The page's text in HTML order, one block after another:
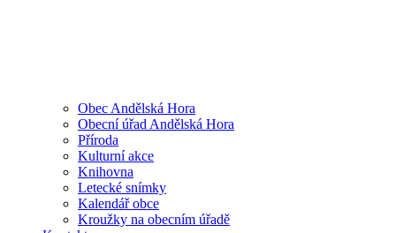
Obec Andělská Hora
Obecní úřad Andělská Hora
Příroda
Kulturní akce
Knihovna
Letecké snímky
Kalendář obce
Kroužky na obecním úřadě